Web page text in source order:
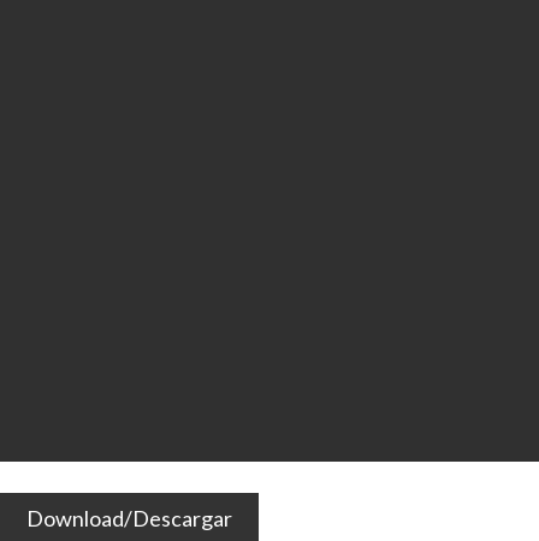
Download/Descargar